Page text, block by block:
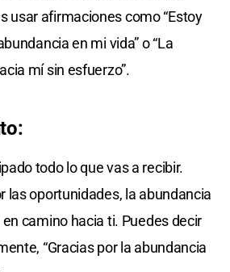
usar afirmaciones como “Estoy
en mi vida” o “La
mí sin esfuerzo”.
todo lo que vas a recibir.
las oportunidades, la abundancia
camino hacia ti. Puedes decir
“Gracias por la abundancia